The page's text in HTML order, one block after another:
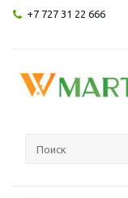
+7 727 31 22 666